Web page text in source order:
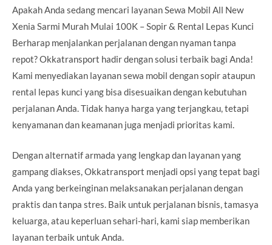
Apakah Anda sedang mencari layanan Sewa Mobil All New
Xenia Sarmi Murah Mulai 100K – Sopir & Rental Lepas Kunci
Berharap menjalankan perjalanan dengan nyaman tanpa
repot? Okkatransport hadir dengan solusi terbaik bagi Anda!
Kami menyediakan layanan sewa mobil dengan sopir ataupun
rental lepas kunci yang bisa disesuaikan dengan kebutuhan
perjalanan Anda. Tidak hanya harga yang terjangkau, tetapi
kenyamanan dan keamanan juga menjadi prioritas kami.
Dengan alternatif armada yang lengkap dan layanan yang
gampang diakses, Okkatransport menjadi opsi yang tepat bagi
Anda yang berkeinginan melaksanakan perjalanan dengan
praktis dan tanpa stres. Baik untuk perjalanan bisnis, tamasya
keluarga, atau keperluan sehari-hari, kami siap memberikan
layanan terbaik untuk Anda.